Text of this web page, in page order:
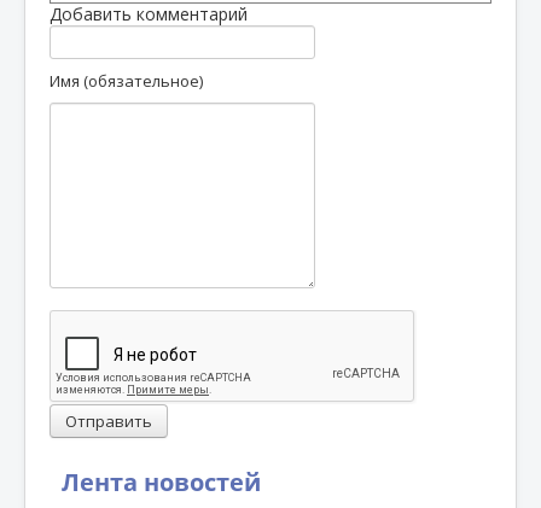
Лента новостей
Добавить комментарий
Имя (обязательное)
Отправить